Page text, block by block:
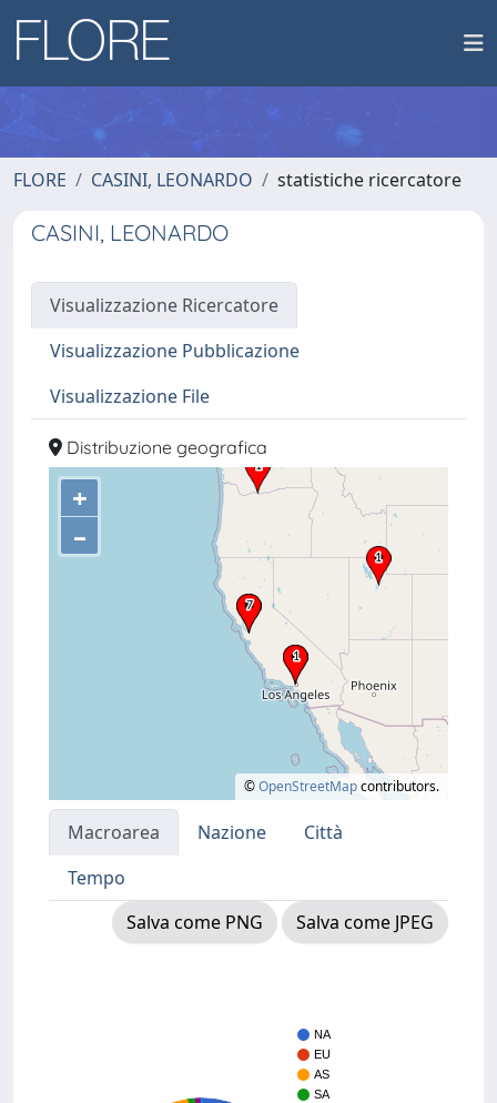
FLORE CASINI, LEONARDO statistiche ricercatore
CASINI, LEONARDO
Visualizzazione Ricercatore
Visualizzazione Pubblicazione
Visualizzazione File
Distribuzione geografica
+
–
©OpenStreetMapcontributors.
Macroarea Nazione
Città
Tempo
Salva come PNG
Salva come JPEG
NA
EU
AS
SA